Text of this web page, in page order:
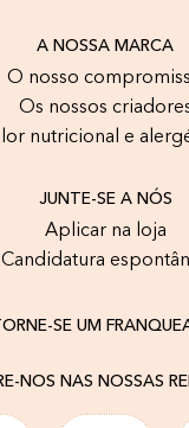
A NOSSA MARCA
O nosso
Os nossos
nutricional e
JUNTE-SE A NÓS
Aplicar na loja
Candidatura
SE UM
NOS NAS NOSSAS